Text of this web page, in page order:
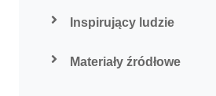
Inspirujący ludzie
Materiały źródłowe